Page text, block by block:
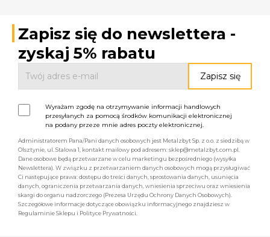
Zapisz się do newslettera -
zyskaj 5% rabatu
Wyrażam zgodę na otrzymywanie informacji handlowych
przesyłanych za pomocą środków komunikacji elektronicznej
na podany przeze mnie adres poczty elektronicznej.
Administratorem Pana/Pani danych osobowych jest Metalzbyt Sp. z o.o. z siedzibą w
Olsztynie, ul. Stalowa 1, kontakt mailowy pod adresem: sklep@metalzbyt.com.pl.
Dane osobowe będą przetwarzane w celu marketingu bezpośredniego (wysyłka
Newslettera). W związku z przetwarzaniem danych osobowych mogą przysługiwać
Ci następujące prawa: dostępu do treści danych, sprostowania danych, usunięcia
danych, ograniczenia przetwarzania danych, wniesienia sprzeciwu oraz wniesienia
skargi do organu nadzorczego (Prezesa Urzędu Ochrony Danych Osobowych).
Szczegółowe informacje dotyczące obowiązku informacyjnego znajdziesz w
Regulaminie Sklepu i Polityce Prywatności.